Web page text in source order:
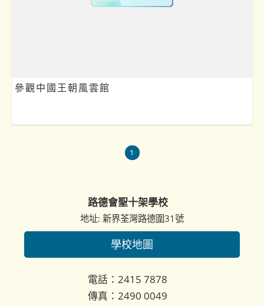
參觀中國王朝風雲館
1
路德會聖十架學校
地址: 新界荃灣路德圍31號
學校地圖
電話：2415 7878
傳真：2490 0049